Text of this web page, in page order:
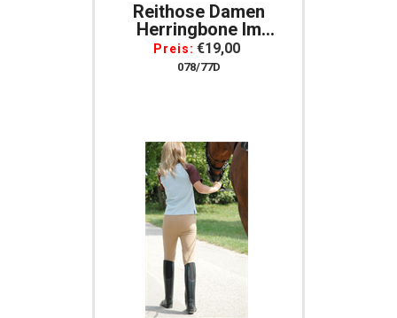
Reithose Damen
Herringbone Im
Fischgrätdesign Mit
Stoffbesatz, Gr. 44
Preis: €19,00
078/77D